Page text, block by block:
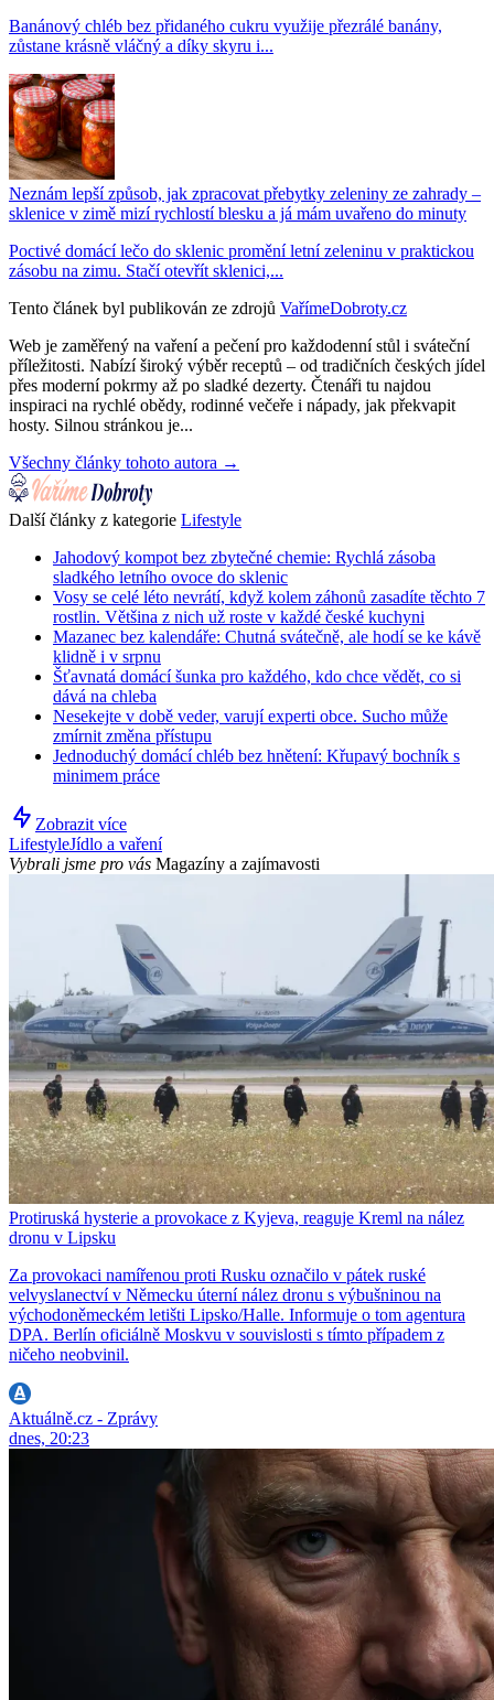
Banánový chléb bez přidaného cukru využije přezrálé banány,
zůstane krásně vláčný a díky skyru i...
Neznám lepší způsob, jak zpracovat přebytky zeleniny ze zahrady –
sklenice v zimě mizí rychlostí blesku a já mám uvařeno do minuty
Poctivé domácí lečo do sklenic promění letní zeleninu v praktickou
zásobu na zimu. Stačí otevřít sklenici,...
Tento článek byl publikován ze zdrojů VařímeDobroty.cz
Web je zaměřený na vaření a pečení pro každodenní stůl i sváteční
příležitosti. Nabízí široký výběr receptů – od tradičních českých jídel
přes moderní pokrmy až po sladké dezerty. Čtenáři tu najdou
inspiraci na rychlé obědy, rodinné večeře i nápady, jak překvapit
hosty. Silnou stránkou je...
Všechny články tohoto autora →
Další články z kategorie Lifestyle
Jahodový kompot bez zbytečné chemie: Rychlá zásoba
sladkého letního ovoce do sklenic
Vosy se celé léto nevrátí, když kolem záhonů zasadíte těchto 7
rostlin. Většina z nich už roste v každé české kuchyni
Mazanec bez kalendáře: Chutná svátečně, ale hodí se ke kávě
klidně i v srpnu
Šťavnatá domácí šunka pro každého, kdo chce vědět, co si
dává na chleba
Nesekejte v době veder, varují experti obce. Sucho může
zmírnit změna přístupu
Jednoduchý domácí chléb bez hnětení: Křupavý bochník s
minimem práce
Zobrazit více
LifestyleJídlo a vaření
Vybrali jsme pro vás Magazíny a zajímavosti
Protiruská hysterie a provokace z Kyjeva, reaguje Kreml na nález
dronu v Lipsku
Za provokaci namířenou proti Rusku označilo v pátek ruské
velvyslanectví v Německu úterní nález dronu s výbušninou na
východoněmeckém letišti Lipsko/Halle. Informuje o tom agentura
DPA. Berlín oficiálně Moskvu v souvislosti s tímto případem z
ničeho neobvinil.
Aktuálně.cz - Zprávy
dnes, 20:23